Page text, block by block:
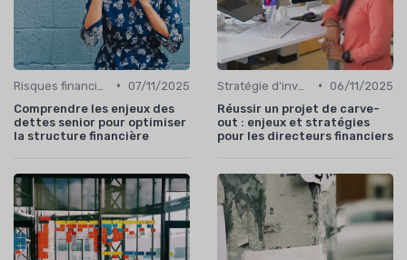
•
07/11/2025
Comprendre les enjeux des
dettes senior pour optimiser
la structure financière
•
06/11/2025
Réussir un projet de carve-
out : enjeux et stratégies
pour les directeurs financiers